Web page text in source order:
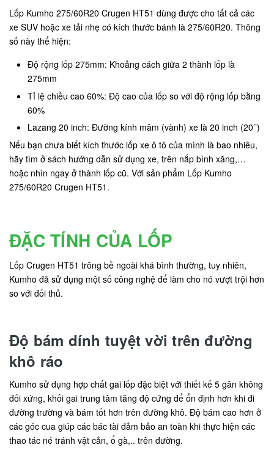
Lốp Kumho 275/60R20 Crugen HT51 dùng được cho tất cả các
xe SUV hoặc xe tải nhẹ có kích thước bánh là 275/60R20. Thông
số này thể hiện:
Độ rộng lốp 275mm: Khoảng cách giữa 2 thành lốp là
275mm
Tỉ lệ chiều cao 60%: Độ cao của lốp so với độ rộng lốp bằng
60%
Lazang 20 inch: Đường kính mâm (vành) xe là 20 inch (20’’)
Nếu bạn chưa biết kích thước lốp xe ô tô của mình là bao nhiêu,
hãy tìm ở sách hướng dẫn sử dụng xe, trên nắp bình xăng,…
hoặc nhìn ngay ở thành lốp cũ. Với sản phẩm Lốp Kumho
275/60R20 Crugen HT51.
ĐẶC TÍNH CỦA LỐP
Lốp Crugen HT51 trông bề ngoài khá bình thường, tuy nhiên,
Kumho đã sử dụng một số công nghệ để làm cho nó vượt trội hơn
so với đối thủ.
Độ bám dính tuyệt vời trên đường
khô ráo
Kumho sử dụng hợp chất gai lốp đặc biệt với thiết kế 5 gân không
đối xứng, khối gai trung tâm tăng độ cứng để ổn định hơn khi đi
đường trường và bám tốt hơn trên đường khô. Độ bám cao hơn ở
các góc cua giúp các bác tài đảm bảo an toàn khi thực hiện các
thao tác né tránh vật cản, ổ gà,.. trên đường.